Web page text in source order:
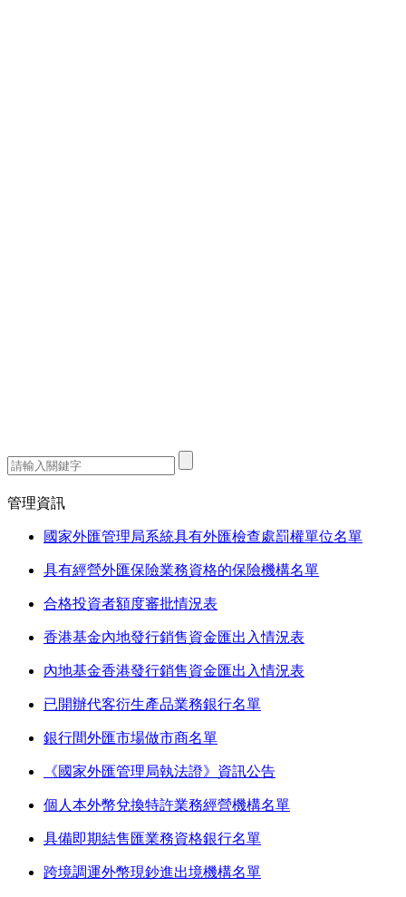
管理資訊
國家外匯管理局系統具有外匯檢查處罰權單位名單
具有經營外匯保險業務資格的保險機構名單
合格投資者額度審批情況表
香港基金內地發行銷售資金匯出入情況表
內地基金香港發行銷售資金匯出入情況表
已開辦代客衍生產品業務銀行名單
銀行間外匯市場做市商名單
《國家外匯管理局執法證》資訊公告
個人本外幣兌換特許業務經營機構名單
具備即期結售匯業務資格銀行名單
跨境調運外幣現鈔進出境機構名單